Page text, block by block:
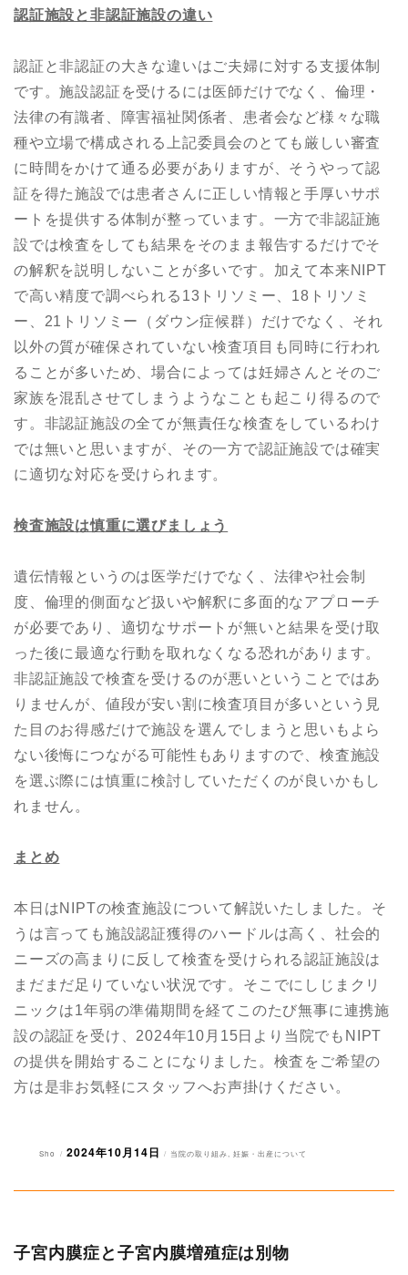
認証施設と非認証施設の違い
認証と非認証の大きな違いはご夫婦に対する支援体制
です。施設認証を受けるには医師だけでなく、倫理・
法律の有識者、障害福祉関係者、患者会など様々な職
種や立場で構成される上記委員会のとても厳しい審査
に時間をかけて通る必要がありますが、そうやって認
証を得た施設では患者さんに正しい情報と手厚いサポ
ートを提供する体制が整っています。一方で非認証施
設では検査をしても結果をそのまま報告するだけでそ
の解釈を説明しないことが多いです。加えて本来NIPT
で高い精度で調べられる13トリソミー、18トリソミ
ー、21トリソミー（ダウン症候群）だけでなく、それ
以外の質が確保されていない検査項目も同時に行われ
ることが多いため、場合によっては妊婦さんとそのご
家族を混乱させてしまうようなことも起こり得るので
す。非認証施設の全てが無責任な検査をしているわけ
では無いと思いますが、その一方で認証施設では確実
に適切な対応を受けられます。
検査施設は慎重に選びましょう
遺伝情報というのは医学だけでなく、法律や社会制
度、倫理的側面など扱いや解釈に多面的なアプローチ
が必要であり、適切なサポートが無いと結果を受け取
った後に最適な行動を取れなくなる恐れがあります。
非認証施設で検査を受けるのが悪いということではあ
りませんが、値段が安い割に検査項目が多いという見
た目のお得感だけで施設を選んでしまうと思いもよら
ない後悔につながる可能性もありますので、検査施設
を選ぶ際には慎重に検討していただくのが良いかもし
れません。
まとめ
本日はNIPTの検査施設について解説いたしました。そ
うは言っても施設認証獲得のハードルは高く、社会的
ニーズの高まりに反して検査を受けられる認証施設は
まだまだ足りていない状況です。そこでにしじまクリ
ニックは1年弱の準備期間を経てこのたび無事に連携施
設の認証を受け、2024年10月15日より当院でもNIPT
の提供を開始することになりました。検査をご希望の
方は是非お気軽にスタッフへお声掛けください。
投
Sho
投
2024年10月14日
カ
当院の取り組み 妊娠・出産について
子宮内膜症と子宮内膜増殖症は別物